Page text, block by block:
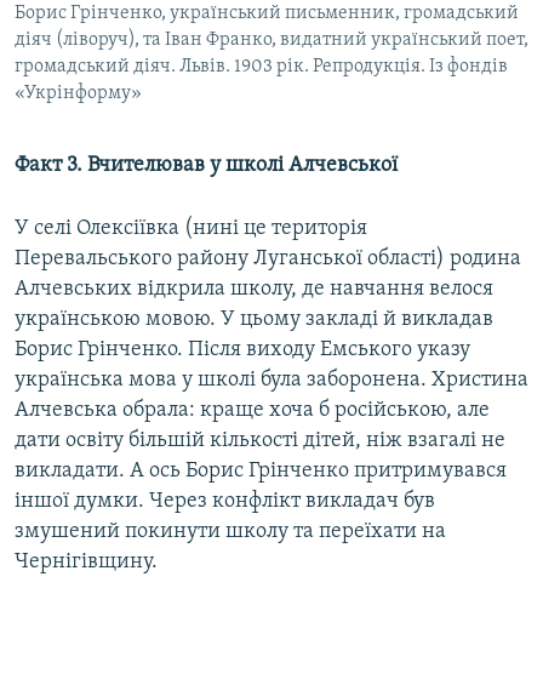
Борис Грінченко, український письменник, громадський
діяч (ліворуч), та Іван Франко, видатний український поет,
громадський діяч. Львів. 1903 рік. Репродукція. Із фондів
«Укрінформу»
Факт 3. Вчителював у школі Алчевської
У селі Олексіївка (нині це територія
Перевальського району Луганської області) родина
Алчевських відкрила школу, де навчання велося
українською мовою. У цьому закладі й викладав
Борис Грінченко. Після виходу Емського указу
українська мова у школі була заборонена. Христина
Алчевська обрала: краще хоча б російською, але
дати освіту більшій кількості дітей, ніж взагалі не
викладати. А ось Борис Грінченко притримувався
іншої думки. Через конфлікт викладач був
змушений покинути школу та переїхати на
Чернігівщину.